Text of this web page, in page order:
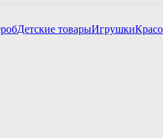
Детские товарыИгрушки